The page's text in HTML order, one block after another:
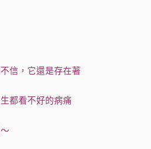
信，它還是存在著
都看不好的病痛